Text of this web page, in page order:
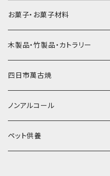
無添加瓶シロップ
プラスチック・スプーンストロー
かき氷セット
その他かき氷用品
ドライアイス10ｋｇ
ドライアイス15ｋｇ
ドライアイス20ｋｇ
ドライアイス25ｋｇ
かき氷器
惣菜
お菓子・お菓子材料
木製品・竹製品・カトラリー
四日市萬古焼
土鍋・土釜
一般土鍋
皿・椀・丼・小物
ノンアルコール
ペット供養